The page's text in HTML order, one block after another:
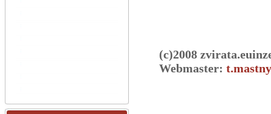
(c)2008
Webmaster: